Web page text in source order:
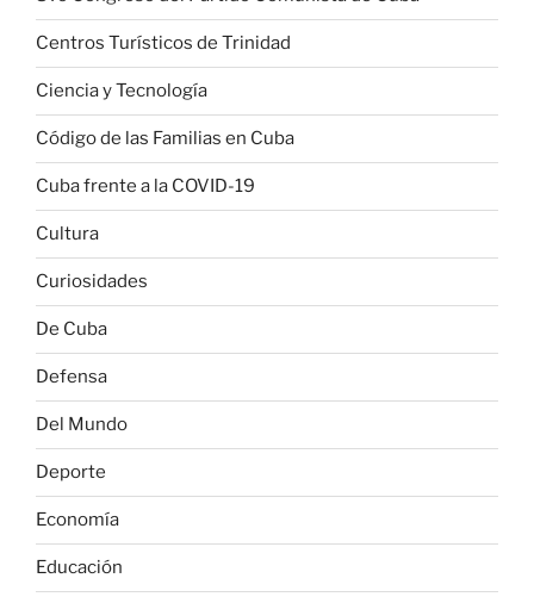
Centros Turísticos de Trinidad
Ciencia y Tecnología
Código de las Familias en Cuba
Cuba frente a la COVID-19
Cultura
Curiosidades
De Cuba
Defensa
Del Mundo
Deporte
Economía
Educación